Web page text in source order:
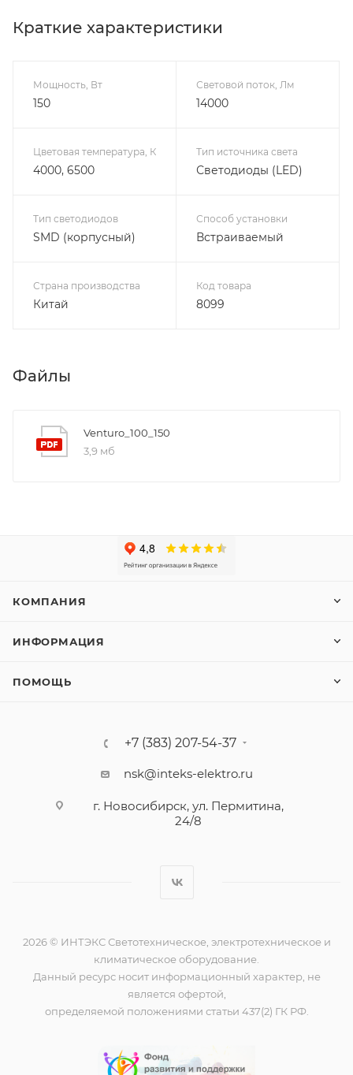
Краткие характеристики
Мощность, Вт
150
Световой поток, Лм
14000
Цветовая температура, К
4000, 6500
Тип источника света
Светодиоды (LED)
Тип светодиодов
SMD (корпусный)
Способ установки
Встраиваемый
Страна производства
Китай
Код товара
8099
Файлы
Venturo_100_150
3,9 мб
КОМПАНИЯ
ИНФОРМАЦИЯ
ПОМОЩЬ
+7 (383) 207-54-37
nsk@inteks-elektro.ru
г. Новосибирск, ул. Пермитина,
24/8
2026 © ИНТЭКС Светотехническое, электротехническое и
климатическое оборудование.
Данный ресурс носит информационный характер, не
является офертой,
определяемой положениями статьи 437(2) ГК РФ.